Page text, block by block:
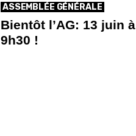
ASSEMBLÉE GÉNÉRALE
Bientôt l’AG: 13 juin à
9h30 !